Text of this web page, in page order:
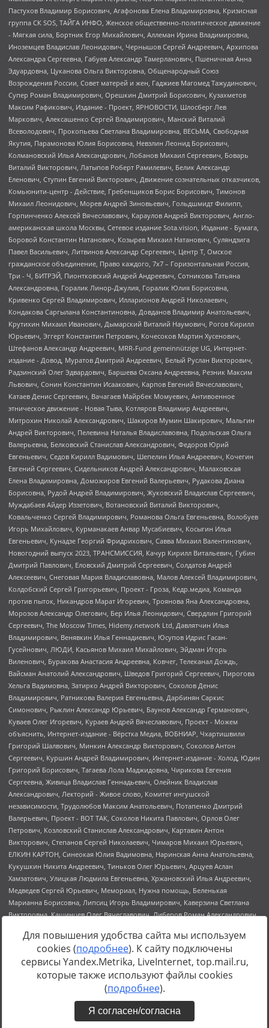
Источник:https://minjust.gov.ru/uploaded/files/reestr-
inostrannyih-agentov-22-03-2024.pdfданные на22.03.2024
Для повышения удобства сайта мы используем
cookies (подробнее). К сайту подключены
сервисы Yandex.Metrika, LiveInternet, top.mail.ru,
которые также используют файлы cookies
(подробнее).
Я согласен/согласна